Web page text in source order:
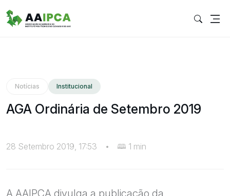
Notícias Institucional
AGA Ordinária de Setembro 2019
28 Setembro 2019, 17:53 • 1 min
A AAIPCA divulga a publicação da